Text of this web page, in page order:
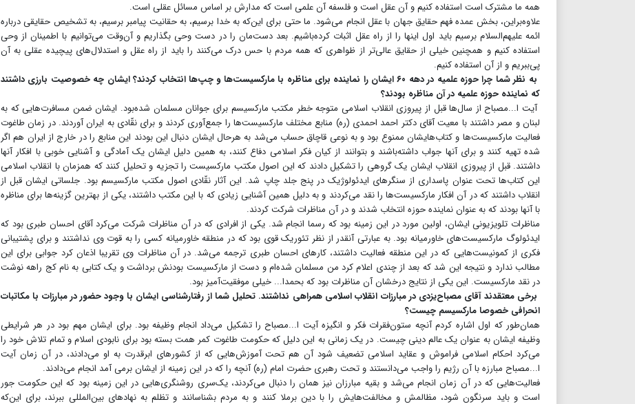
همه ما مشترک است استفاده کنیم و آن عقل است و فلسفه آن علمی است که مدارش بر اساس مسائل عقلی است.
علاوه‌براین، بخش عمده فهم حقایق جهان‌ با عقل انجام می‌شود. ما حتی برای این‌که به خدا برسیم، به حقانیت پیامبر برسیم، به تشخیص حقایقی درباره
ائمه علیهم‌السلام برسیم باید اول اینها را از راه عقل اثبات کرده‌باشیم. بعد دست‌مان را در دست وحی بگذاریم و آن‌وقت می‌توانیم با اطمینان از وحی
استفاده کنیم و همچنین خیلی از حقایق عالی‌تر از ظواهری که همه مردم با حس درک می‌کنند را باید از راه عقل و استدلال‌های پیچیده عقلی به آن
پی‌ببریم و از آن استفاده کنیم.
به نظر شما چرا حوزه علمیه در دهه ۶۰ ایشان را نماینده برای مناظره با مارکسیست‌ها و چپ‌ها انتخاب کردند؟ ایشان چه خصوصیت بارزی داشتند
که نماینده حوزه علمیه در آن مناظره بودند؟
آیت ا...مصباح از سال‌ها قبل از پیروزی انقلاب اسلامی متوجه خطر مکتب مارکسیسم برای جوانان مسلمان شده‌بود. ایشان ضمن مسافرت‌هایی که به
لبنان و مصر داشتند با معیت آقای دکتر احمد احمدی (ره) منابع مختلف مارکسیست‌ها را جمع‌آوری کردند و برای نقّادی به ایران آوردند. در زمان طاغوت
فعالیت مارکسیست‌ها و کتاب‌هایشان ممنوع بود و به نوعی قاچاق حساب می‌شد به هرحال ایشان دنبال این بودند این منابع را در خارج از ایران هم اگر
شده تهیه کنند و برای آنها جواب داشته‌باشند و بتوانند از کیان فکر اسلامی دفاع کنند، به همین دلیل ایشان یک آمادگی و آشنایی خوبی با افکار آنها
داشتند. قبل از پیروزی انقلاب ایشان یک گروهی را تشکیل دادند که این اصول مکتب مارکسیست را تجزیه و تحلیل کنند که همزمان با انقلاب اسلامی
این کتاب‌ها تحت عنوان پاسداری از سنگرهای ایدئولوژیک در پنج جلد چاپ شد. این آثار نقّادی اصول مکتب مارکسیسم بود. جلساتی ایشان قبل از
انقلاب داشتند که در آن افکار مارکسیست‌ها را نقد می‌کردند و به دلیل همین آشنایی زیادی که با این مکتب داشتند، یکی از بهترین گزینه‌ها برای مناظره
با آنها بودند که به عنوان نماینده حوزه انتخاب شدند و در آن مناظرات شرکت کردند.
مناظرات تلویزیونی ایشان، اولین مورد در این زمینه بود که رسما انجام شد. یکی از افرادی که در آن مناظرات شرکت می‌کرد آقای احسان طبری بود که
ایدئولوگ مارکسیست‌های خاورمیانه بود. به عبارتی آنقدر از نظر تئوریک قوی بود که در منطقه خاورمیانه کسی را به قوت وی نداشتند و برای پشتیبانی
فکری از کمونیست‌هایی که در این منطقه فعالیت داشتند، کارهای احسان طبری ترجمه می‌شد. در آن مناظرات وی تقریبا اذعان کرد جوابی برای این
مطالب ندارد و نتیجه این شد که بعد از چندی اعلام کرد من مسلمان شده‌ام و دست از مارکسیست بودنش برداشت و یک کتابی به نام کج راهه نوشت
در نقد مارکسیست. این یکی از نتایج درخشان آن مناظرات بود که بحمدا... خیلی موفقیت‌آمیز بود.
برخی معتقدند آقای مصباح‌یزدی در مبارزات انقلاب اسلامی همراهی نداشتند. تحلیل شما از رفتارشناسی ایشان با وجود حضور در مبارزات با مکاتبات
انحرافی خصوصا مارکسیسم چیست؟
همان‌طور که اول اشاره کردم آنچه ستون‌فقرات فکر و انگیزه آیت ا...مصباح را تشکیل می‌داد انجام وظیفه بود. برای ایشان مهم بود در هر شرایطی
وظیفه ایشان به عنوان یک عالم دینی چیست. در یک زمانی به این دلیل که حکومت طاغوت کمر همت بسته بود برای نابودی اسلام و تمام تلاش خود را
می‌کرد احکام اسلامی فراموش و عقاید اسلامی تضعیف شود آن هم تحت آموزش‌هایی که از کشورهای ابرقدرت به او می‌دادند، در آن زمان آیت
ا...مصباح مبارزه با آن رژیم را واجب می‌دانستند و تحت رهبری حضرت امام (ره) آنچه را که در این زمینه از ایشان برمی آمد انجام می‌دادند.
فعالیت‌هایی که در آن زمان انجام می‌شد و بقیه مبارزان نیز همان را دنبال می‌کردند، یک‌سری روشنگری‌هایی در این زمینه بود ‌که این حکومت جور
است و باید سرنگون شود، مظالمش و مخالفت‌هایش را با دین برملا کنند و به مردم بشناسانند و تظلم به نهادهای بین‌المللی ببرند، برای این‌که